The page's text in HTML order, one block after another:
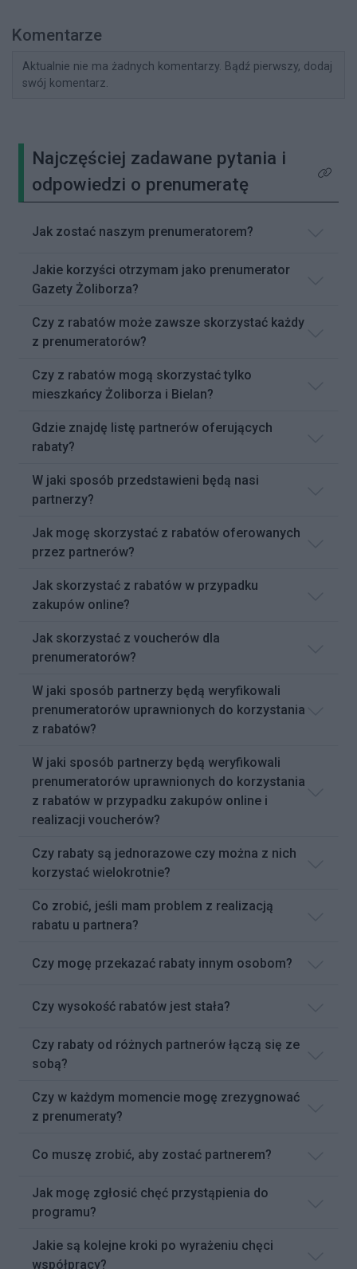
Komentarze
Aktualnie nie ma żadnych komentarzy. Bądź pierwszy, dodaj
swój komentarz.
Najczęściej zadawane pytania i
odpowiedzi o prenumeratę
Kliknij
Jak zostać naszym prenumeratorem?
Jakie korzyści otrzymam jako prenumerator
Gazety Żoliborza?
Czy z rabatów może zawsze skorzystać każdy
z prenumeratorów?
Czy z rabatów mogą skorzystać tylko
mieszkańcy Żoliborza i Bielan?
Gdzie znajdę listę partnerów oferujących
rabaty?
W jaki sposób przedstawieni będą nasi
partnerzy?
Jak mogę skorzystać z rabatów oferowanych
przez partnerów?
Jak skorzystać z rabatów w przypadku
zakupów online?
Jak skorzystać z voucherów dla
prenumeratorów?
W jaki sposób partnerzy będą weryfikowali
prenumeratorów uprawnionych do korzystania
z rabatów?
W jaki sposób partnerzy będą weryfikowali
prenumeratorów uprawnionych do korzystania
z rabatów w przypadku zakupów online i
realizacji voucherów?
Czy rabaty są jednorazowe czy można z nich
korzystać wielokrotnie?
Co zrobić, jeśli mam problem z realizacją
rabatu u partnera?
Czy mogę przekazać rabaty innym osobom?
Czy wysokość rabatów jest stała?
Czy rabaty od różnych partnerów łączą się ze
sobą?
Czy w każdym momencie mogę zrezygnować
z prenumeraty?
Co muszę zrobić, aby zostać partnerem?
Jak mogę zgłosić chęć przystąpienia do
programu?
Jakie są kolejne kroki po wyrażeniu chęci
współpracy?